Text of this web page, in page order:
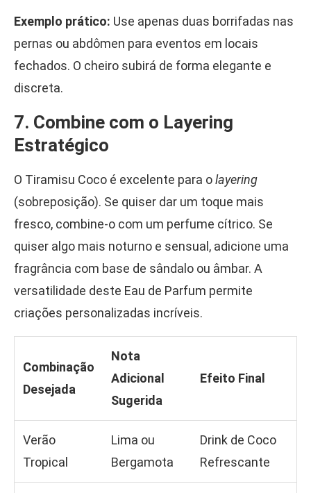
Exemplo prático: Use apenas duas borrifadas nas
pernas ou abdômen para eventos em locais
fechados. O cheiro subirá de forma elegante e
discreta.
7. Combine com o Layering
Estratégico
O Tiramisu Coco é excelente para olayering
(sobreposição). Se quiser dar um toque mais
fresco, combine-o com um perfume cítrico. Se
quiser algo mais noturno e sensual, adicione uma
fragrância com base de sândalo ou âmbar. A
versatilidade deste Eau de Parfum permite
criações personalizadas incríveis.
Combinação
Desejada
Nota
Adicional
Sugerida
Efeito Final
Verão
Tropical
Lima ou
Bergamota
Drink de Coco
Refrescante